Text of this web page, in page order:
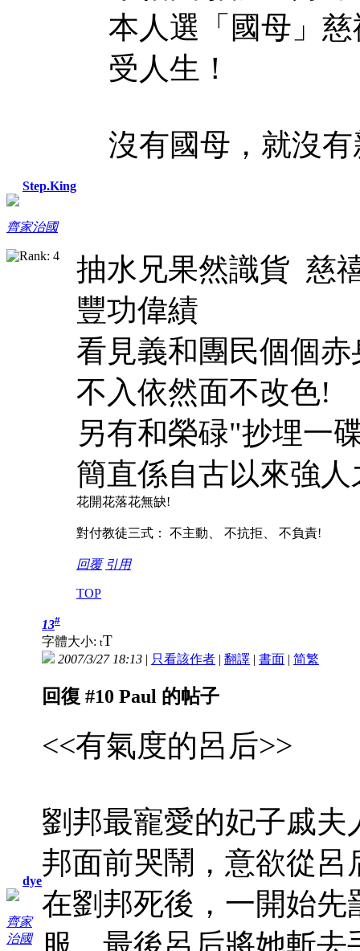
Step.King
齊家治國
本人選「國母」
受人生！
沒有國母，就沒
抽水兄果然識貨 慈
豐功偉績
看見義和團民個個
不入依然面不改色!
另有和榮碌"抄埋一
簡直係自古以來強
花開花落花無缺!
對付教徒三式： 不主動、 不抗拒、 不負責!
回覆 引用
TOP
dye
齊家
治國
13#
字體大小: tT
2007/3/27 18:13 | 只看該作者 | 翻譯 | 書面 | 简繁
回復 #10 Paul 的帖子
<<有氣度的呂后>>
劉邦最寵愛的妃子戚
邦面前哭鬧，意欲從
在劉邦死後，一開始